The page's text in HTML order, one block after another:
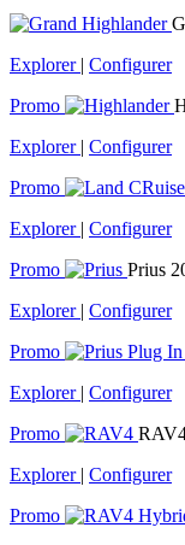
Explorer | Configurer
Promo
Explorer | Configurer
Promo
Explorer | Configurer
Promo
Prius
Explorer | Configurer
Promo
Explorer | Configurer
Promo
Explorer | Configurer
Promo